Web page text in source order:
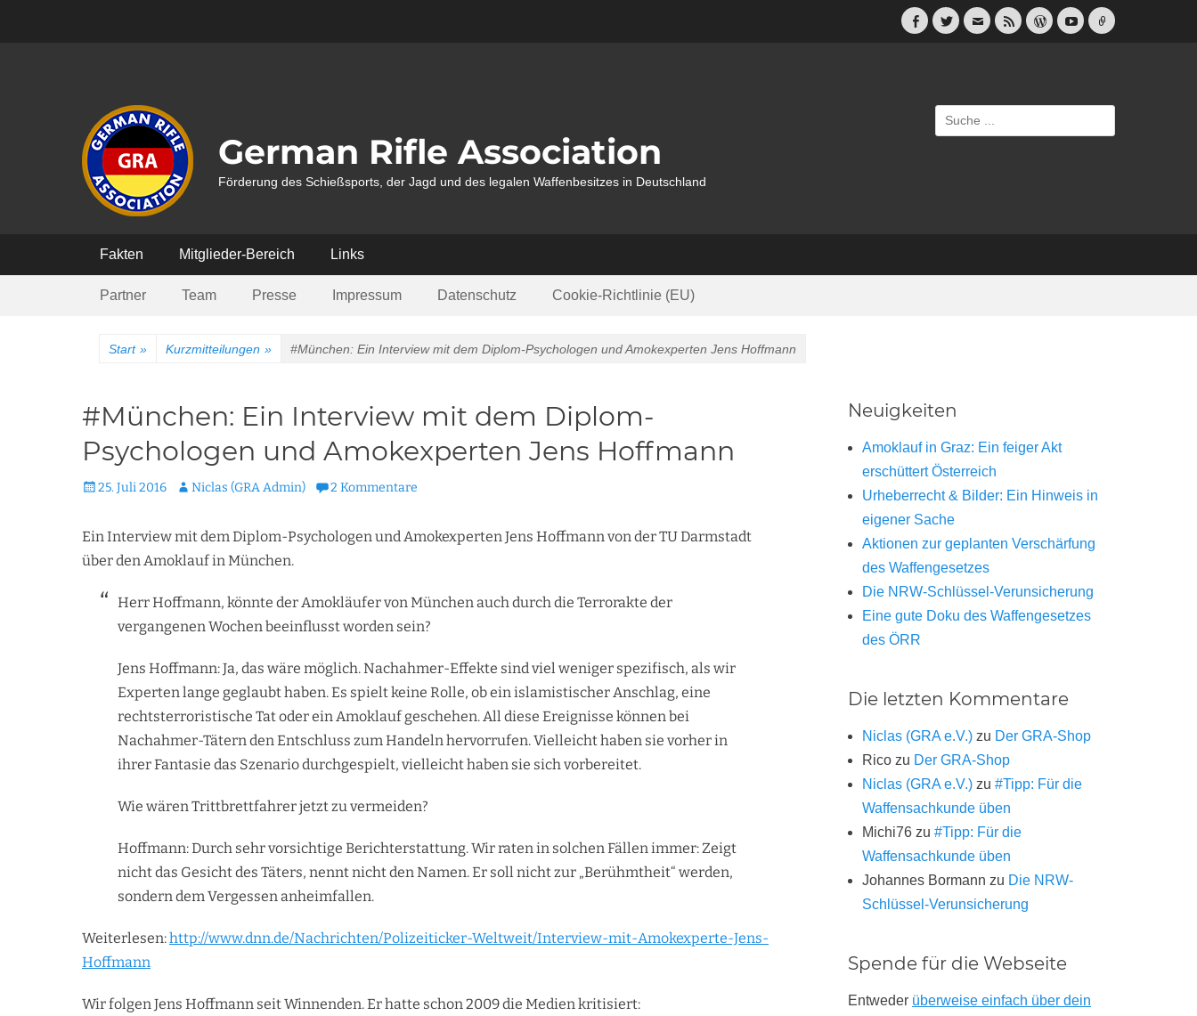
Facebook
Twitter
E-
Feed WordPress
YouTube
Link
German Rifle Association
Förderung des Schießsports, der Jagd und des legalen Waffenbesitzes in Deutschland
Suche
nach:
Hauptmenü
Fakten Mitglieder-Bereich Links
Submenü
Partner Team Presse Impressum Datenschutz Cookie-Richtlinie (EU)
Start » Kurzmitteilungen » #München: Ein Interview mit dem Diplom-Psychologen und Amokexperten Jens Hoffmann
#München: Ein Interview mit dem Diplom-
Psychologen und Amokexperten Jens Hoffmann
Veröffentlicht
25. Juli 2016 Autor
Niclas (GRA Admin) 2 Kommentare
Ein Interview mit dem Diplom-Psychologen und Amokexperten Jens Hoffmann von der TU Darmstadt
über den Amoklauf in München.
Herr Hoffmann, könnte der Amokläufer von München auch durch die Terrorakte der
vergangenen Wochen beeinflusst worden sein?
Jens Hoffmann: Ja, das wäre möglich. Nachahmer-Effekte sind viel weniger spezifisch, als wir
Experten lange geglaubt haben. Es spielt keine Rolle, ob ein islamistischer Anschlag, eine
rechtsterroristische Tat oder ein Amoklauf geschehen. All diese Ereignisse können bei
Nachahmer-Tätern den Entschluss zum Handeln hervorrufen. Vielleicht haben sie vorher in
ihrer Fantasie das Szenario durchgespielt, vielleicht haben sie sich vorbereitet.
Wie wären Trittbrettfahrer jetzt zu vermeiden?
Hoffmann: Durch sehr vorsichtige Berichterstattung. Wir raten in solchen Fällen immer: Zeigt
nicht das Gesicht des Täters, nennt nicht den Namen. Er soll nicht zur „Berühmtheit“ werden,
sondern dem Vergessen anheimfallen.
Weiterlesen:http://www.dnn.de/Nachrichten/Polizeiticker-Weltweit/Interview-mit-Amokexperte-Jens-
Hoffmann
Wir folgen Jens Hoffmann seit Winnenden. Er hatte schon 2009 die Medien kritisiert:
Neuigkeiten
Amoklauf in Graz: Ein feiger Akt
erschüttert Österreich
Urheberrecht & Bilder: Ein Hinweis in
eigener Sache
Aktionen zur geplanten Verschärfung
des Waffengesetzes
Die NRW-Schlüssel-Verunsicherung
Eine gute Doku des Waffengesetzes
des ÖRR
Die letzten Kommentare
Niclas (GRA e.V.) zu Der GRA-Shop
Rico zu Der GRA-Shop
Niclas (GRA e.V.) zu #Tipp: Für die
Waffensachkunde üben
Michi76 zu #Tipp: Für die
Waffensachkunde üben
Johannes Bormann zu Die NRW-
Schlüssel-Verunsicherung
Spende für die Webseite
Entweder überweise einfach über dein